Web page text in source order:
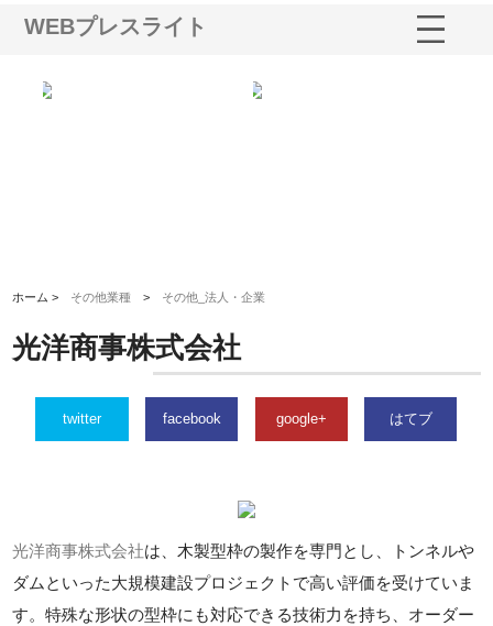
WEBプレスライト
ホーム > その他業種 > その他_法人・企業
光洋商事株式会社
twitter facebook google+ はてブ
光洋商事株式会社は、木製型枠の製作を専門とし、トンネルや
ダムといった大規模建設プロジェクトで高い評価を受けていま
す。特殊な形状の型枠にも対応できる技術力を持ち、オーダー